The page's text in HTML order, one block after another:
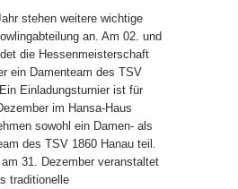
stehen weitere wichtige
an. Am 02. und
die Hessenmeisterschaft
ein Damenteam des TSV
Einladungsturnier ist für
im Hansa-Haus
sowohl ein Damen- als
des TSV 1860 Hanau teil.
31. Dezember veranstaltet
traditionelle